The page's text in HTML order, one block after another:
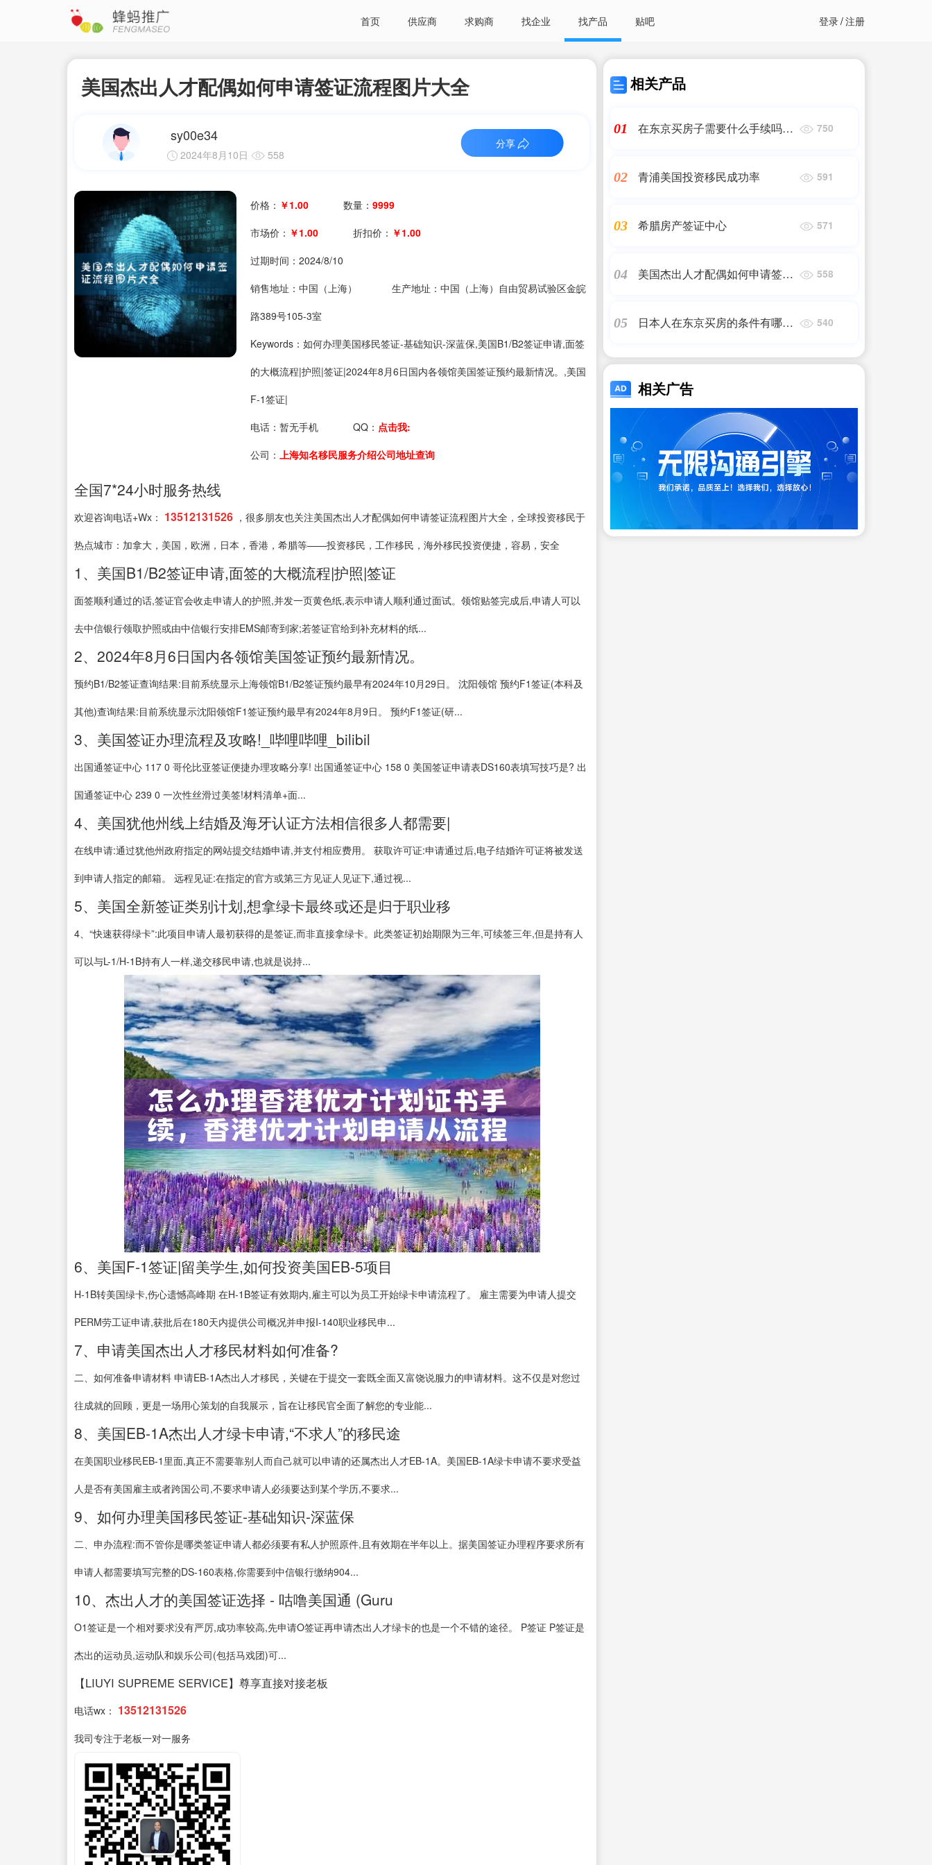
首页 供应商 求购商 找企业 找产品 贴吧 登录/注册
美国杰出人才配偶如何申请签证流程图片大全
sy00e34
2024年8月10日 558
分享
价格： ￥1.00 数量：9999
市场价： ￥1.00 折扣价： ￥1.00
过期时间：2024/8/10
销售地址：中国（上海）
生产地址：中国（上海）自由贸易试验区金皖
路389号105-3室
Keywords：如何办理美国移民签证-基础知识-深蓝保,美国B1/B2签证申请,面签
的大概流程|护照|签证|2024年8月6日国内各领馆美国签证预约最新情况。,美国
F-1签证|
电话：暂无手机 QQ： 点击我:
公司：上海知名移民服务介绍公司地址查询
全国7*24小时服务热线
欢迎咨询电话+Wx： 13512131526 ，很多朋友也关注美国杰出人才配偶如何申请签证流程图片大全，全球投资移民于
热点城市：加拿大，美国，欧洲，日本，香港，希腊等——投资移民，工作移民，海外移民投资便捷，容易，安全
1、美国B1/B2签证申请,面签的大概流程|护照|签证
面签顺利通过的话,签证官会收走申请人的护照,并发一页黄色纸,表示申请人顺利通过面试。领馆贴签完成后,申请人可以
去中信银行领取护照或由中信银行安排EMS邮寄到家;若签证官给到补充材料的纸...
2、2024年8月6日国内各领馆美国签证预约最新情况。
预约B1/B2签证查询结果:目前系统显示上海领馆B1/B2签证预约最早有2024年10月29日。 沈阳领馆 预约F1签证(本科及
其他)查询结果:目前系统显示沈阳领馆F1签证预约最早有2024年8月9日。 预约F1签证(研...
3、美国签证办理流程及攻略!_哔哩哔哩_bilibil
出国通签证中心 117 0 哥伦比亚签证便捷办理攻略分享! 出国通签证中心 158 0 美国签证申请表DS160表填写技巧是? 出
国通签证中心 239 0 一次性丝滑过美签!材料清单+面...
4、美国犹他州线上结婚及海牙认证方法相信很多人都需要|
在线申请:通过犹他州政府指定的网站提交结婚申请,并支付相应费用。 获取许可证:申请通过后,电子结婚许可证将被发送
到申请人指定的邮箱。 远程见证:在指定的官方或第三方见证人见证下,通过视...
5、美国全新签证类别计划,想拿绿卡最终或还是归于职业移
4、“快速获得绿卡”:此项目申请人最初获得的是签证,而非直接拿绿卡。此类签证初始期限为三年,可续签三年,但是持有人
可以与L-1/H-1B持有人一样,递交移民申请,也就是说持...
6、美国F-1签证|留美学生,如何投资美国EB-5项目
H-1B转美国绿卡,伤心遗憾高峰期 在H-1B签证有效期内,雇主可以为员工开始绿卡申请流程了。 雇主需要为申请人提交
PERM劳工证申请,获批后在180天内提供公司概况并申报I-140职业移民申...
7、申请美国杰出人才移民材料如何准备?
二、如何准备申请材料 申请EB-1A杰出人才移民，关键在于提交一套既全面又富饶说服力的申请材料。这不仅是对您过
往成就的回顾，更是一场用心策划的自我展示，旨在让移民官全面了解您的专业能...
8、美国EB-1A杰出人才绿卡申请,“不求人”的移民途
在美国职业移民EB-1里面,真正不需要靠别人而自己就可以申请的还属杰出人才EB-1A。美国EB-1A绿卡申请不要求受益
人是否有美国雇主或者跨国公司,不要求申请人必须要达到某个学历,不要求...
9、如何办理美国移民签证-基础知识-深蓝保
二、申办流程:而不管你是哪类签证申请人都必须要有私人护照原件,且有效期在半年以上。据美国签证办理程序要求所有
申请人都需要填写完整的DS-160表格,你需要到中信银行缴纳904...
10、杰出人才的美国签证选择 - 咕噜美国通 (Guru
O1签证是一个相对要求没有严厉,成功率较高,先申请O签证再申请杰出人才绿卡的也是一个不错的途径。 P签证 P签证是
杰出的运动员,运动队和娱乐公司(包括马戏团)可...
【LIUYI SUPREME SERVICE】尊享直接对接老板
电话wx： 13512131526
我司专注于老板一对一服务
相关产品
01
在东京买房子需要什么手续吗现
750
02 青浦美国投资移民成功率 591
03 希腊房产签证中心 571
04
美国杰出人才配偶如何申请签证
558
05
日本人在东京买房的条件有哪些
540
相关广告